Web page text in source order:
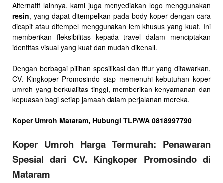
Alternatif lainnya, kami juga menyediakan logo menggunakan
resin, yang dapat ditempelkan pada body koper dengan cara
dicapit atau ditempel menggunakan lem khusus yang kuat. Ini
memberikan fleksibilitas kepada travel dalam menciptakan
identitas visual yang kuat dan mudah dikenali.
Dengan berbagai pilihan spesifikasi dan fitur yang ditawarkan,
CV. Kingkoper Promosindo siap memenuhi kebutuhan koper
umroh yang berkualitas tinggi, memberikan kenyamanan dan
kepuasan bagi setiap jamaah dalam perjalanan mereka.
Koper Umroh Mataram, Hubungi TLP/WA 0818997790
Koper Umroh Harga Termurah: Penawaran
Spesial dari CV. Kingkoper Promosindo di
Mataram